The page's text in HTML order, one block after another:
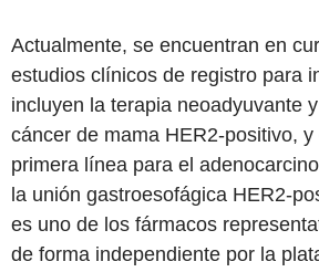
Actualmente, se encuentran en
estudios clínicos de registro para
incluyen la terapia neoadyuvante
cáncer de mama HER2-positivo,
primera línea para el
la unión gastroesofágica HER2-
es uno de los fármacos
de forma independiente por la